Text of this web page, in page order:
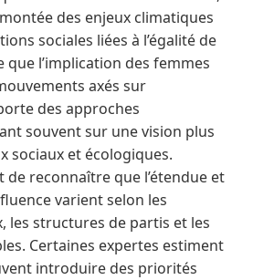
des enjeux climatiques
sociales liées à l’égalité de
que l’implication des femmes
axés sur
des approches
souvent sur une vision plus
sociaux et écologiques.
de reconnaître que l’étendue et
varient selon les
les structures de partis et les
Certaines expertes estiment
introduire des priorités